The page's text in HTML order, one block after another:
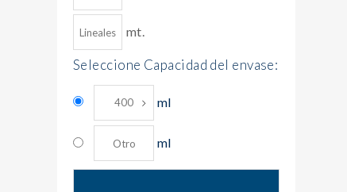
mt.
Seleccione Capacidad del envase:
ml
ml